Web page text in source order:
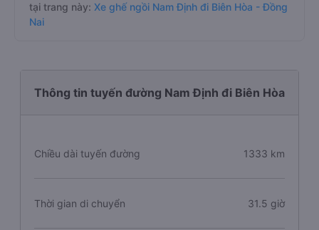
tại trang này: Xe ghế ngồi Nam Định đi Biên Hòa - Đồng
Nai
Thông tin tuyến đường Nam Định đi Biên Hòa
Chiều dài tuyến đường 1333 km
Thời gian di chuyển 31.5 giờ